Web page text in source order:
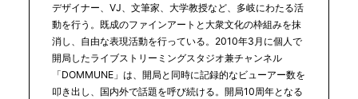
デザイナー、VJ、文筆家、大学教授など、多岐にわたる活
動を行う。既成のファインアートと大衆文化の枠組みを抹
消し、自由な表現活動を行っている。2010年3月に個人で
開局したライブストリーミングスタジオ兼チャンネル
「DOMMUNE」は、開局と同時に記録的なビューアー数を
叩き出し、国内外で話題を呼び続ける。開局10周年となる